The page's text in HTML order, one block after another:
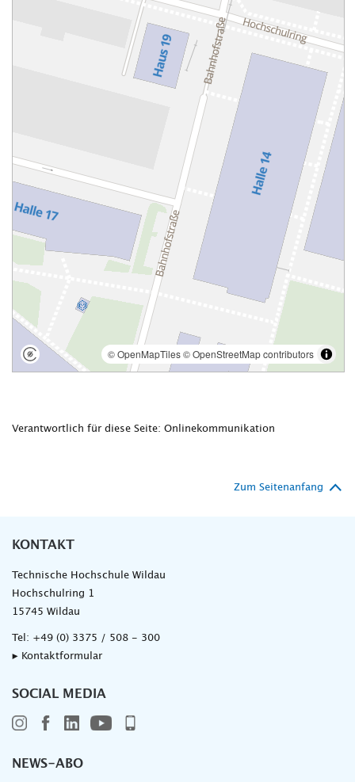
Verantwortlich für diese Seite: Onlinekommunikation
Zum Seitenanfang
KONTAKT
Technische Hochschule Wildau
Hochschulring 1
15745 Wildau
Tel: +49 (0) 3375 / 508 - 300
▸ Kontaktformular
SOCIAL MEDIA
NEWS-ABO